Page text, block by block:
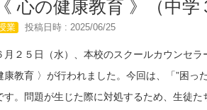
《 心の健康教育 》（中学
業 投稿日時 : 2025/06/25
月２５日（水）、本校のスクールカウンセ
康教育 〉が行われました。今回は、「”困っ
す。問題が生じた際に対処するため、生徒